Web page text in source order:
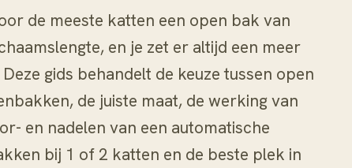
de meeste katten een open bak van
en je zet er altijd een meer
gids behandelt de keuze tussen open
de juiste maat, de werking van
en nadelen van een automatische
bij 1 of 2 katten en de beste plek in